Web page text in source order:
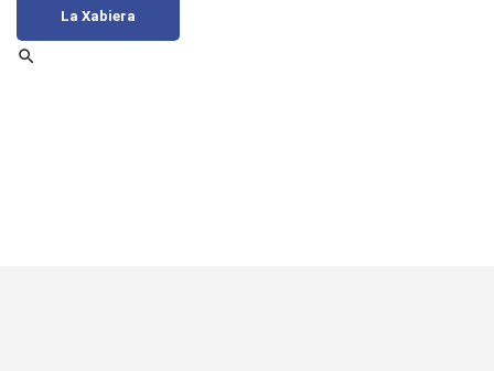
La Xabiera